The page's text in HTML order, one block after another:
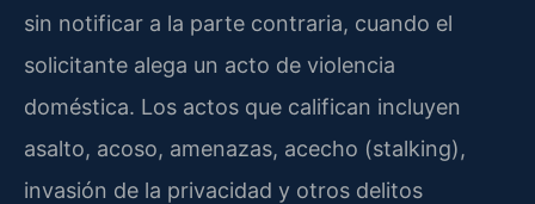
sin notificar a la parte contraria, cuando el
solicitante alega un acto de violencia
doméstica. Los actos que califican incluyen
asalto, acoso, amenazas, acecho (stalking),
invasión de la privacidad y otros delitos